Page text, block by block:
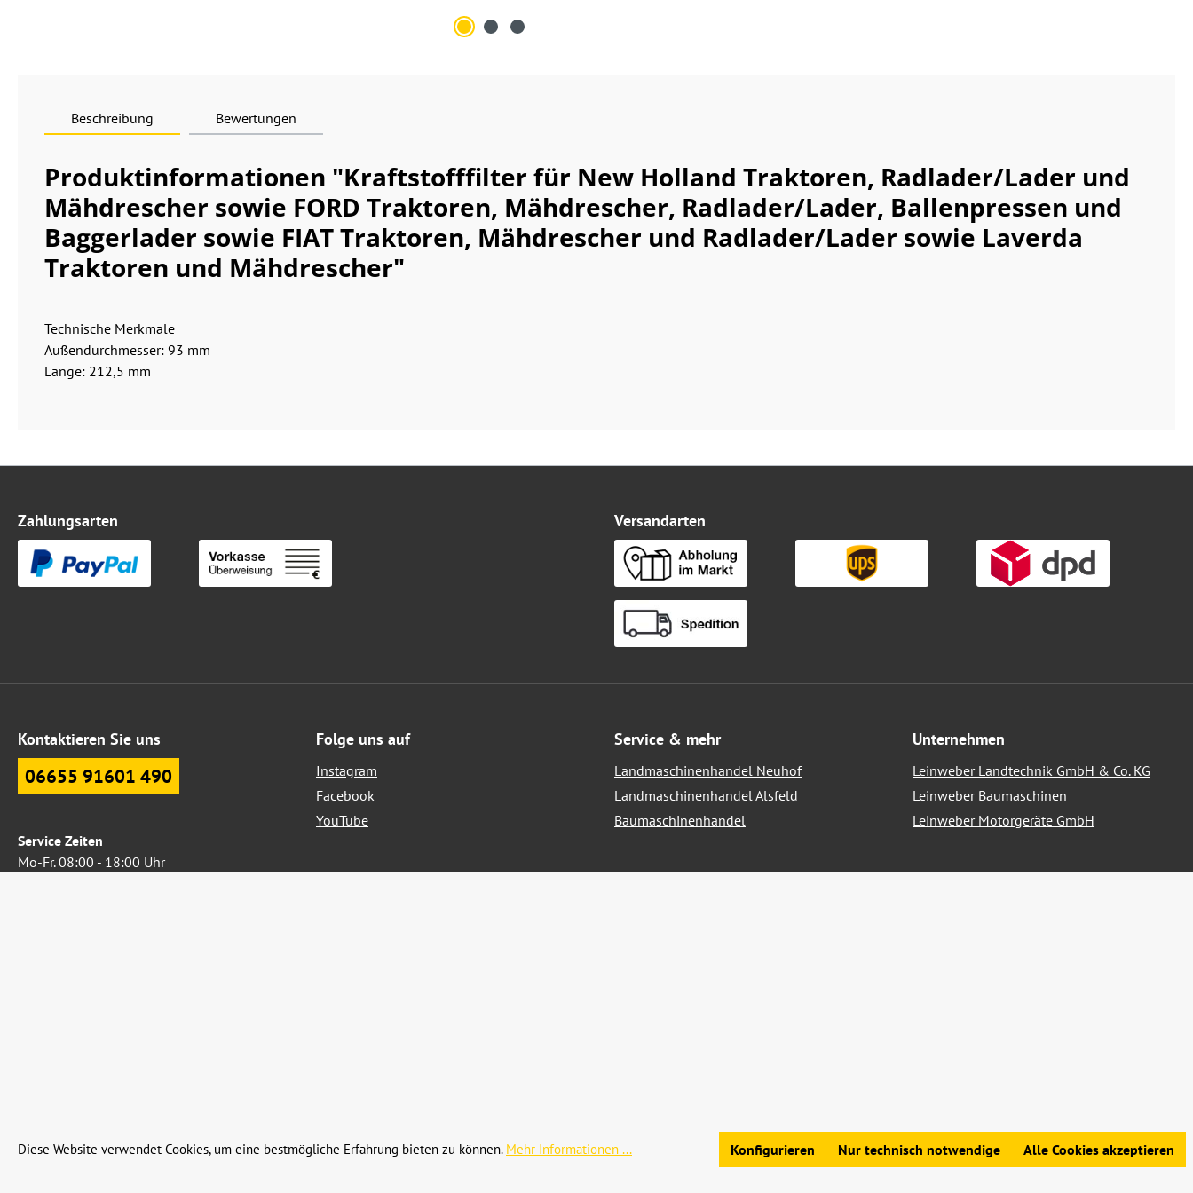
Beschreibung Bewertungen
Produktinformationen "Kraftstofffilter für New Holland Traktoren, Radlader/Lader und
Mähdrescher sowie FORD Traktoren, Mähdrescher, Radlader/Lader, Ballenpressen und
Baggerlader sowie FIAT Traktoren, Mähdrescher und Radlader/Lader sowie Laverda
Traktoren und Mähdrescher"
Technische Merkmale
Außendurchmesser: 93 mm
Länge: 212,5 mm
Zahlungsarten Versandarten
Kontaktieren Sie uns
06655 91601 490
Service Zeiten
Mo-Fr. 08:00 - 18:00 Uhr
Folge uns auf
Instagram
Facebook
YouTube
Service & mehr
Landmaschinenhandel Neuhof
Landmaschinenhandel Alsfeld
Baumaschinenhandel
Unternehmen
Leinweber Landtechnik GmbH & Co. KG
Leinweber Baumaschinen
Leinweber Motorgeräte GmbH
Allgemeine Geschäftsbedingungen|Widerrufsbelehrung|Datenschutz|Impressum
Diese Website verwendet Cookies, um eine bestmögliche Erfahrung bieten zu können. Mehr Informationen ... Nur technisch notwendige
Konfigurieren Alle Cookies akzeptieren